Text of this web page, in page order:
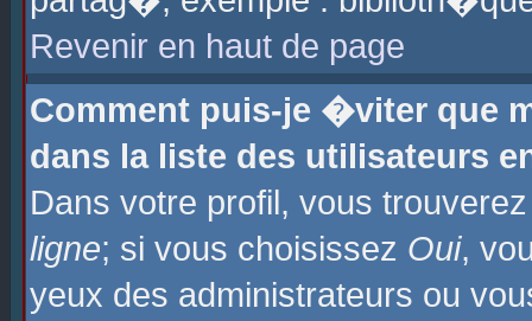
Revenir en haut de page
Comment puis-je �viter que
dans la liste des utilisateurs
Dans votre profil, vous
ligne; si vous choisissez Oui,
yeux des administrateurs ou